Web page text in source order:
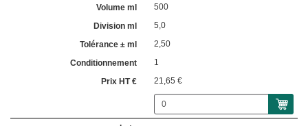
500
5,0
2,50
1
21,65 €